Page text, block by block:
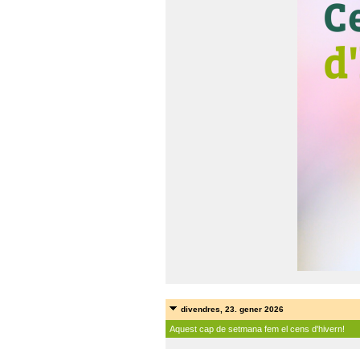
divendres, 23. gener 2026
Aquest cap de setmana fem el cens d'hivern!